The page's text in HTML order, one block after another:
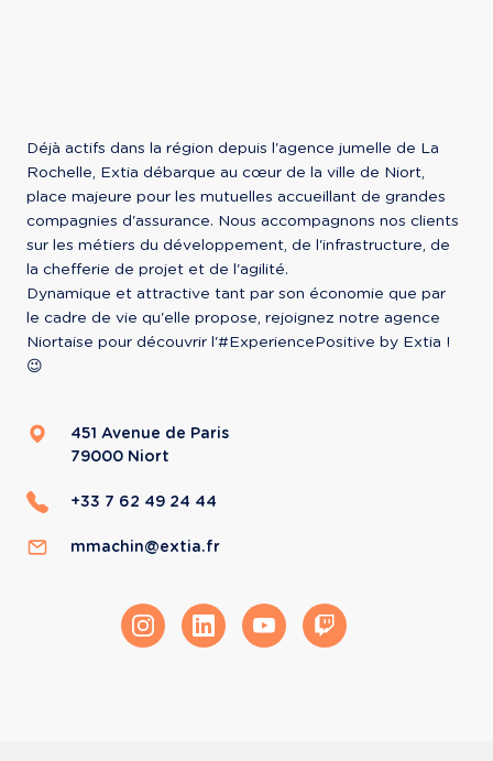
Déjà actifs dans la région depuis l'agence jumelle de La
Rochelle, Extia débarque au cœur de la ville de Niort,
place majeure pour les mutuelles accueillant de grandes
compagnies d'assurance. Nous accompagnons nos clients
sur les métiers du développement, de l'infrastructure, de
la chefferie de projet et de l'agilité.
Dynamique et attractive tant par son économie que par
le cadre de vie qu'elle propose, rejoignez notre agence
Niortaise pour découvrir l'#ExperiencePositive by Extia !
😉
451 Avenue de Paris
79000 Niort
+33 7 62 49 24 44
mmachin@extia.fr